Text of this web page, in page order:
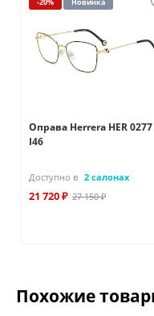
Оправа Herrera HER 0277
I46
Доступно в 2 салонах
21 720 ₽ 27 150 ₽
Похожие